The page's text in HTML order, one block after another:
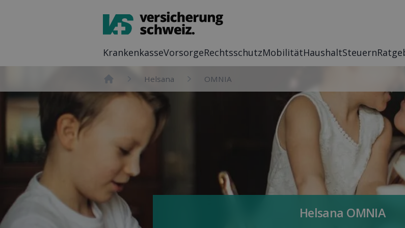
Kranken­kasseVor­sorgeRechts­schutzMobilitätHaushaltSteuern
Home
Helsana OMNIA
Helsana OMNIA